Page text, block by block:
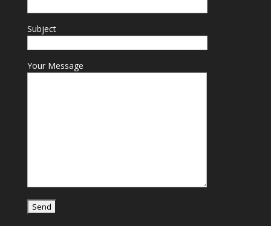
Subject
Your Message